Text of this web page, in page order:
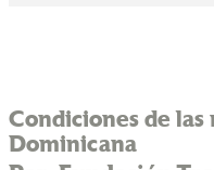
Condiciones de las
Dominicana